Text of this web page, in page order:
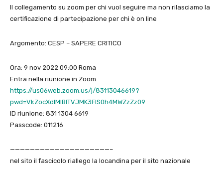
Il collegamento su zoom per chi vuol seguire ma non rilasciamo la
certificazione di partecipazione per chi è on line
Argomento: CESP – SAPERE CRITICO
Ora: 9 nov 2022 09:00 Roma
Entra nella riunione in Zoom
https://us06web.zoom.us/j/83113046619?
pwd=VkZocXdIMlBlTVJMK3FIS0h4MWZzZz09
ID riunione: 831 1304 6619
Passcode: 011216
————————————————————–
nel sito il fascicolo riallego la locandina per il sito nazionale